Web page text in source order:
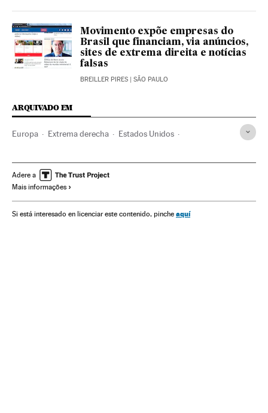
Movimento expõe empresas do
Brasil que financiam, via anúncios,
sites de extrema direita e notícias
falsas
BREILLER PIRES | SÃO PAULO
ARQUIVADO EM
Europa Extrema derecha Estados Unidos
Internet Redes sociales
Adere a
Mais informações
Si está interesado en licenciar este contenido, pinche aquí